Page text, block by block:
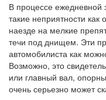
В процессе ежедневной
такие неприятности
наезде на мелкие
течи под днищем. Эти
автомобилиста как
Возможно, это
или главный вал,
очень серьезно может